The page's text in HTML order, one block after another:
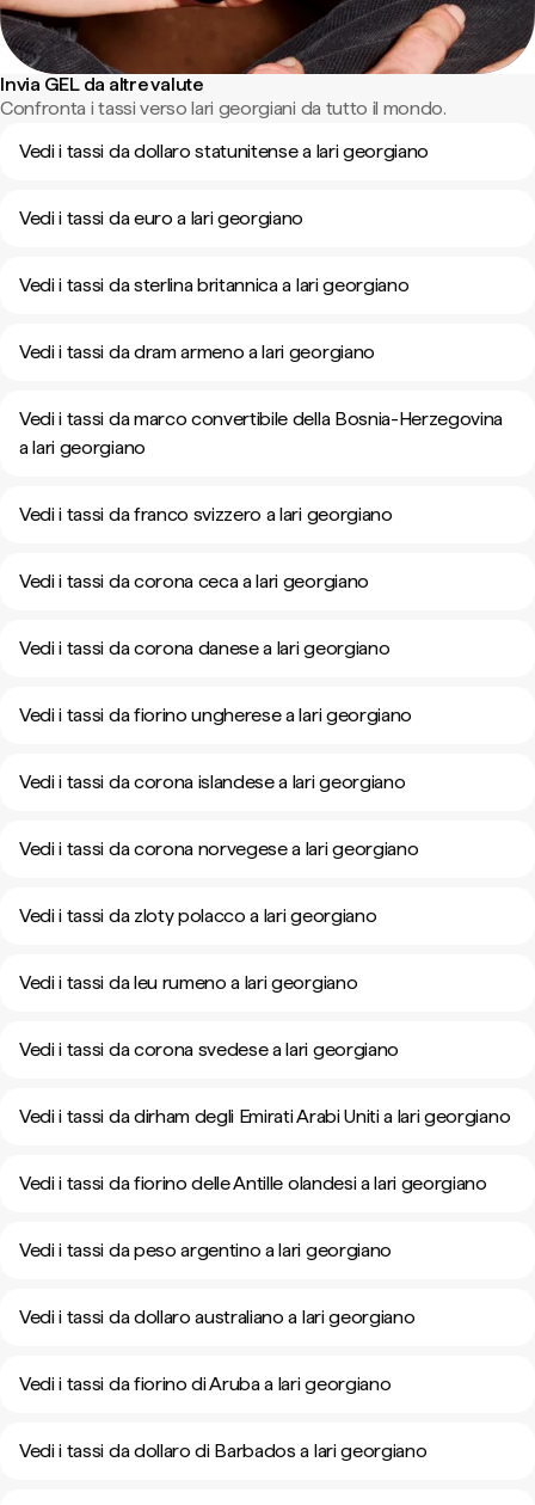
Invia GEL da altre valute
Confronta i tassi verso lari georgiani da tutto il mondo.
Vedi i tassi da dollaro statunitense a lari georgiano
Vedi i tassi da euro a lari georgiano
Vedi i tassi da sterlina britannica a lari georgiano
Vedi i tassi da dram armeno a lari georgiano
Vedi i tassi da marco convertibile della Bosnia-Herzegovina
a lari georgiano
Vedi i tassi da franco svizzero a lari georgiano
Vedi i tassi da corona ceca a lari georgiano
Vedi i tassi da corona danese a lari georgiano
Vedi i tassi da fiorino ungherese a lari georgiano
Vedi i tassi da corona islandese a lari georgiano
Vedi i tassi da corona norvegese a lari georgiano
Vedi i tassi da zloty polacco a lari georgiano
Vedi i tassi da leu rumeno a lari georgiano
Vedi i tassi da corona svedese a lari georgiano
Vedi i tassi da dirham degli Emirati Arabi Uniti a lari georgiano
Vedi i tassi da fiorino delle Antille olandesi a lari georgiano
Vedi i tassi da peso argentino a lari georgiano
Vedi i tassi da dollaro australiano a lari georgiano
Vedi i tassi da fiorino di Aruba a lari georgiano
Vedi i tassi da dollaro di Barbados a lari georgiano